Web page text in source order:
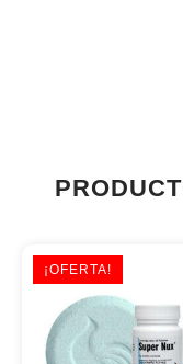
¡OFERTA!